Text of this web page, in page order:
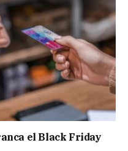
el Black Friday